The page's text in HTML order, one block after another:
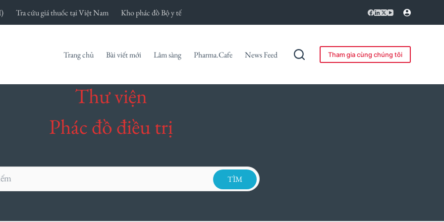
Tra cứu giá thuốc tại Việt Nam Kho phác đồ Bộ y tế
Trang chủ Bài viết mới Lâm sàng Pharma.Cafe News Feed Tham gia cùng chúng tôi
Thư viện
Phác đồ điều trị